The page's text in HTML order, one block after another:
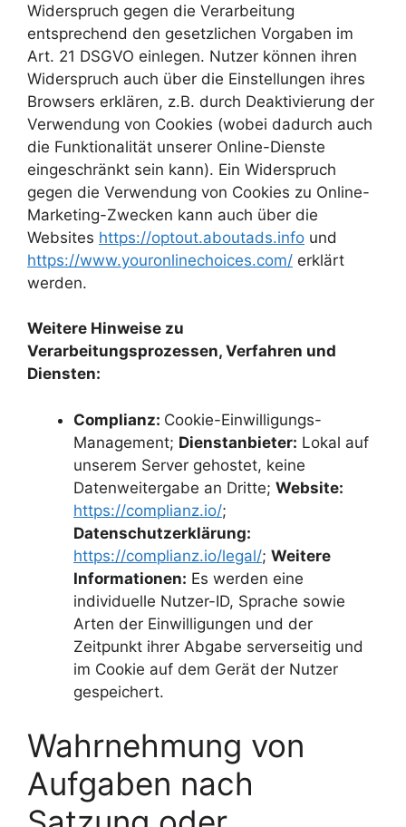
Widerspruch gegen die Verarbeitung
entsprechend den gesetzlichen Vorgaben im
Art. 21 DSGVO einlegen. Nutzer können ihren
Widerspruch auch über die Einstellungen ihres
Browsers erklären, z.B. durch Deaktivierung der
Verwendung von Cookies (wobei dadurch auch
die Funktionalität unserer Online-Dienste
eingeschränkt sein kann). Ein Widerspruch
gegen die Verwendung von Cookies zu Online-
Marketing-Zwecken kann auch über die
Websites https://optout.aboutads.info und
https://www.youronlinechoices.com/ erklärt
werden.
Weitere Hinweise zu
Verarbeitungsprozessen, Verfahren und
Diensten:
Complianz: Cookie-Einwilligungs-
Management; Dienstanbieter: Lokal auf
unserem Server gehostet, keine
Datenweitergabe an Dritte; Website:
https://complianz.io/;
Datenschutzerklärung:
https://complianz.io/legal/; Weitere
Informationen: Es werden eine
individuelle Nutzer-ID, Sprache sowie
Arten der Einwilligungen und der
Zeitpunkt ihrer Abgabe serverseitig und
im Cookie auf dem Gerät der Nutzer
gespeichert.
Wahrnehmung von
Aufgaben nach